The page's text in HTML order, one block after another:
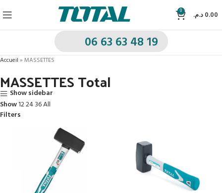
0 0.00د.م.
06 63 63 48 19
Accueil » MASSETTES
MASSETTES Total
Show sidebar
Show122436All
Filters